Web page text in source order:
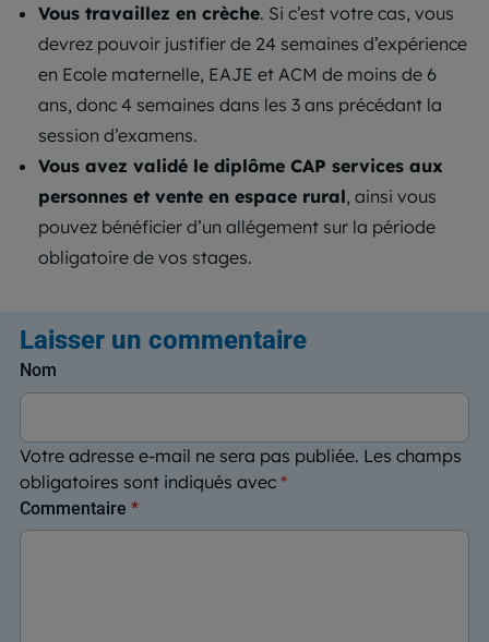
Vous travaillez en crèche. Si c’est votre cas, vous
devrez pouvoir justifier de 24 semaines d’expérience
en Ecole maternelle, EAJE et ACM de moins de 6
ans, donc 4 semaines dans les 3 ans précédant la
session d’examens.
Vous avez validé le diplôme CAP services aux
personnes et vente en espace rural, ainsi vous
pouvez bénéficier d’un allégement sur la période
obligatoire de vos stages.
Laisser un commentaire
Votre adresse e-mail ne sera pas publiée. Les champs
obligatoires sont indiqués avec *
Nom
Commentaire *